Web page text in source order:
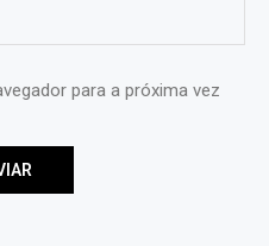
para a próxima vez